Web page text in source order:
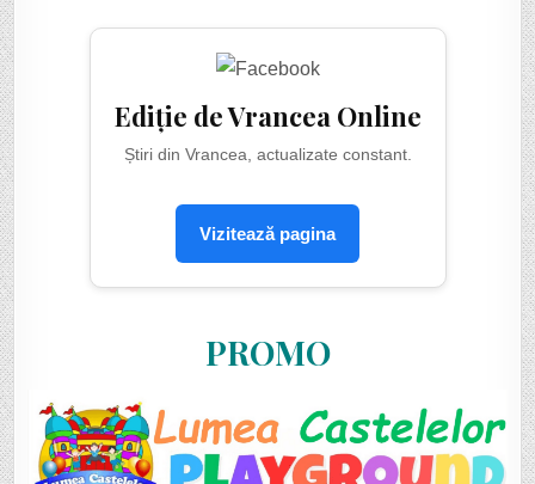
Ediție de Vrancea Online
Știri din Vrancea, actualizate constant.
Vizitează pagina
PROMO